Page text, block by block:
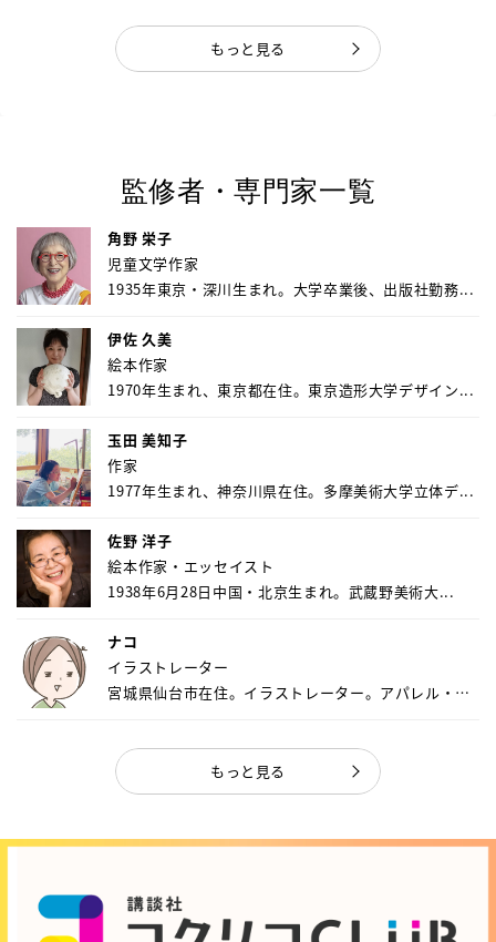
もっと見る
監修者・専門家一覧
角野 栄子
児童文学作家
1935年東京・深川生まれ。大学卒業後、出版社勤務...
伊佐 久美
絵本作家
1970年生まれ、東京都在住。東京造形大学デザイン...
玉田 美知子
作家
1977年生まれ、神奈川県在住。多摩美術大学立体デ...
佐野 洋子
絵本作家・エッセイスト
1938年6月28日中国・北京生まれ。武蔵野美術大...
ナコ
イラストレーター
宮城県仙台市在住。イラストレーター。アパレル・キ
もっと見る